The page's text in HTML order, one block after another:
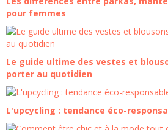
pour femmes
Le guide ultime des vestes et
porter au quotidien
L'upcycling : tendance éco-